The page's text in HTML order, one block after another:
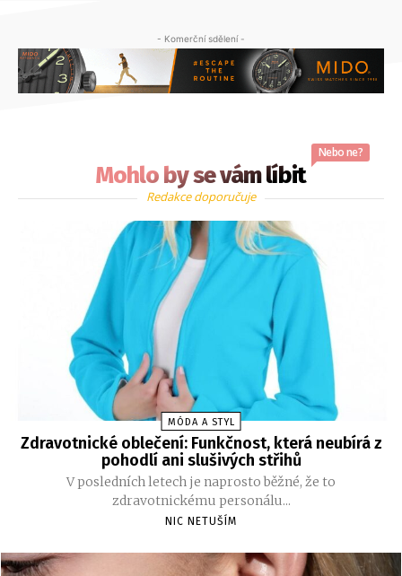
- Komerční sdělení -
Mohlo by se vám líbit
Nebo ne?
Redakce doporučuje
MÓDA A STYL
Zdravotnické oblečení: Funkčnost, která neubírá z
pohodlí ani slušivých střihů
V posledních letech je naprosto běžné, že to
zdravotnickému personálu...
NIC NETUŠÍM